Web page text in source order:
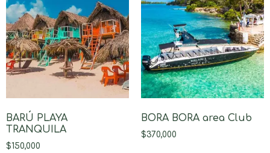
BARÚ PLAYA
TRANQUILA
$150,000
BORA BORA area Club
$370,000